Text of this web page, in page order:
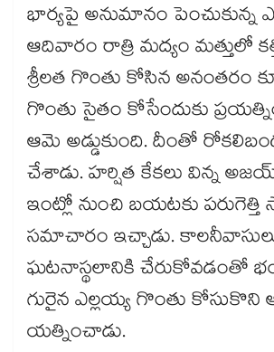
భార్యపై అనుమానం పెంచుకున్న
ఆదివారం రాత్రి మద్యం మత్తులో
శ్రీలత గొంతు కోసిన అనంతరం
గొంతు సైతం కోసేందుకు
ఆమె అడ్డుకుంది. దీంతో
చేశాడు. హర్షిత కేకలు విన్న
ఇంట్లో నుంచి బయటకు పరుగెత్తి
సమాచారం ఇచ్చాడు.
ఘటనాస్థలానికి చేరుకోవడంతో
గురైన ఎల్లయ్య గొంతు కోసుకొని
యత్నించాడు.